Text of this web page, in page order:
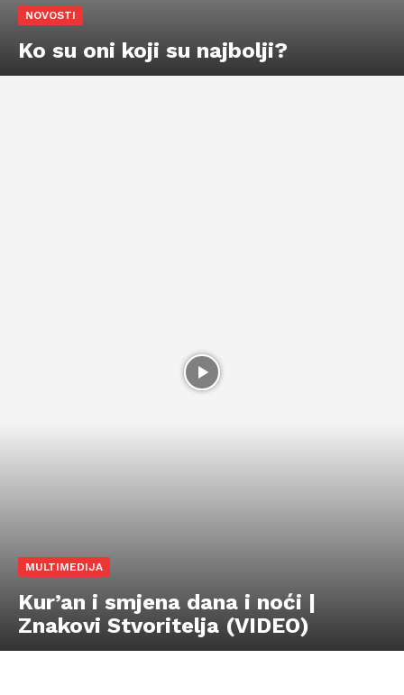
NOVOSTI
Ko su oni koji su najbolji?
MULTIMEDIJA
Kur’an i smjena dana i noći |
Znakovi Stvoritelja (VIDEO)